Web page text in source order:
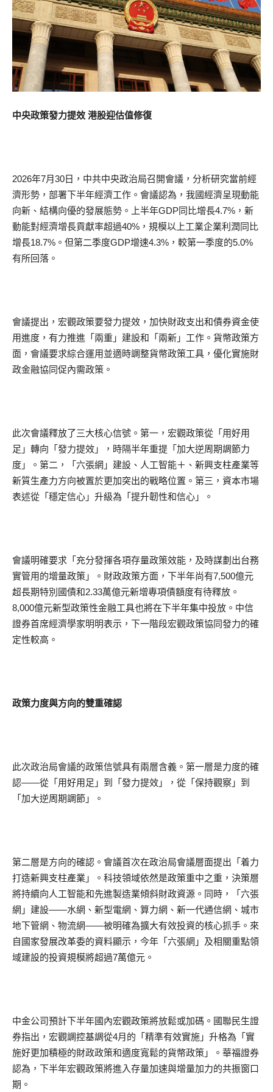
中央政策發力提效 港股迎估值修復
2026年7月30日，中共中央政治局召開會議，分析研究當前經
濟形勢，部署下半年經濟工作。會議認為，我國經濟呈現動能
向新、結構向優的發展態勢。上半年GDP同比增長4.7%，新
動能對經濟增長貢獻率超過40%，規模以上工業企業利潤同比
增長18.7%。但第二季度GDP增速4.3%，較第一季度的5.0%
有所回落。
會議提出，宏觀政策要發力提效，加快財政支出和債券資金使
用進度，有力推進「兩重」建設和「兩新」工作。貨幣政策方
面，會議要求綜合運用並適時調整貨幣政策工具，優化實施財
政金融協同促內需政策。
此次會議釋放了三大核心信號。第一，宏觀政策從「用好用
足」轉向「發力提效」，時隔半年重提「加大逆周期調節力
度」。第二，「六張網」建設、人工智能＋、新興支柱產業等
新質生產力方向被置於更加突出的戰略位置。第三，資本市場
表述從「穩定信心」升級為「提升韌性和信心」。
會議明確要求「充分發揮各項存量政策效能，及時謀劃出台務
實管用的增量政策」。財政政策方面，下半年尚有7,500億元
超長期特別國債和2.33萬億元新增專項債額度有待釋放。
8,000億元新型政策性金融工具也將在下半年集中投放。中信
證券首席經濟學家明明表示，下一階段宏觀政策協同發力的確
定性較高。
政策力度與方向的雙重確認
此次政治局會議的政策信號具有兩層含義。第一層是力度的確
認——從「用好用足」到「發力提效」，從「保持觀察」到
「加大逆周期調節」。
第二層是方向的確認。會議首次在政治局會議層面提出「着力
打造新興支柱產業」。科技領域依然是政策重中之重，決策層
將持續向人工智能和先進製造業傾斜財政資源。同時，「六張
網」建設——水網、新型電網、算力網、新一代通信網、城市
地下管網、物流網——被明確為擴大有效投資的核心抓手。來
自國家發展改革委的資料顯示，今年「六張網」及相關重點領
域建設的投資規模將超過7萬億元。
中金公司預計下半年國內宏觀政策將放鬆或加碼。國聯民生證
券指出，宏觀調控基調從4月的「精準有效實施」升格為「實
施好更加積極的財政政策和適度寬鬆的貨幣政策」。華福證券
認為，下半年宏觀政策將進入存量加速與增量加力的共振窗口
期。